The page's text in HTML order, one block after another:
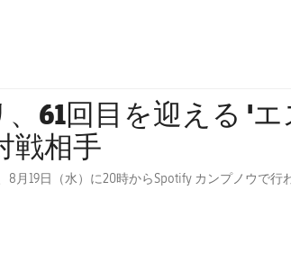
える 'エストレジャ・ダムン・ガ
戦相手
8月19日（水）に20時からSpotify カンプノウで